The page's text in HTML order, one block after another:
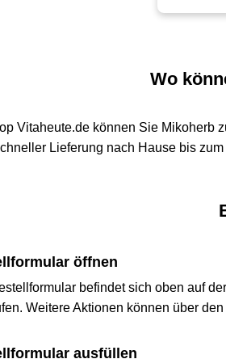
Wo
Vitaheute.de können Sie Mikoherb
Lieferung nach Hause bis
befindet sich oben auf
Weitere Aktionen können über